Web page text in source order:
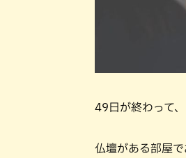
49日が終わって
仏壇がある部屋